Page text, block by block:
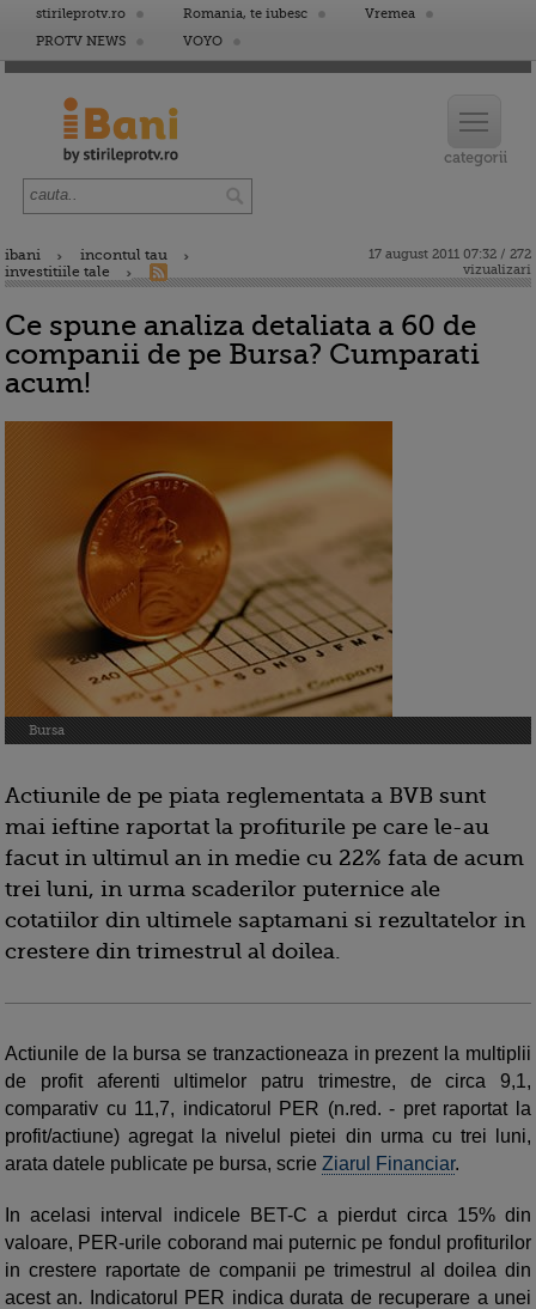
stirileprotv.ro Romania, te iubesc
Vremea
PROTV NEWS
VOYO
ibani
incontul tau
investitiile tale
17 august 2011 07:32 / 272
vizualizari
Ce spune analiza detaliata a 60 de
companii de pe Bursa? Cumparati
acum!
Bursa
Actiunile de pe piata reglementata a BVB sunt
mai ieftine raportat la profiturile pe care le-au
facut in ultimul an in medie cu 22% fata de acum
trei luni, in urma scaderilor puternice ale
cotatiilor din ultimele saptamani si rezultatelor in
crestere din trimestrul al doilea.
Actiunile de la bursa se tranzactioneaza in prezent la multiplii
de profit aferenti ultimelor patru trimestre, de circa 9,1,
comparativ cu 11,7, indicatorul PER (n.red. - pret raportat la
profit/actiune) agregat la nivelul pietei din urma cu trei luni,
arata datele publicate pe bursa, scrie Ziarul Financiar.
In acelasi interval indicele BET-C a pierdut circa 15% din
valoare, PER-urile coborand mai puternic pe fondul profiturilor
in crestere raportate de companii pe trimestrul al doilea din
acest an. Indicatorul PER indica durata de recuperare a unei